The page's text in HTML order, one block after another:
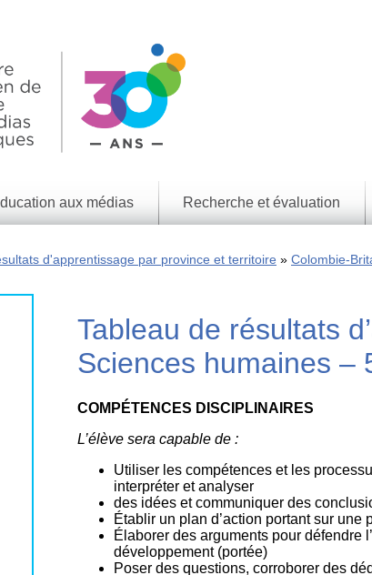
aux médias Recherche et évaluation
approche
faisons
Rapports
de
recherche
Canadiens
monde
branché
d'apprentissage par province et territoire Colombie-
Tableau de résultats
Sciences humaines –
COMPÉTENCES DISCIPLINAIRES
L’élève sera capable de :
Utiliser les compétences et les
interpréter et analyser
des idées et communiquer des
Établir un plan d’action portant sur
Élaborer des arguments pour défendre
développement (portée)
Poser des questions, corroborer des